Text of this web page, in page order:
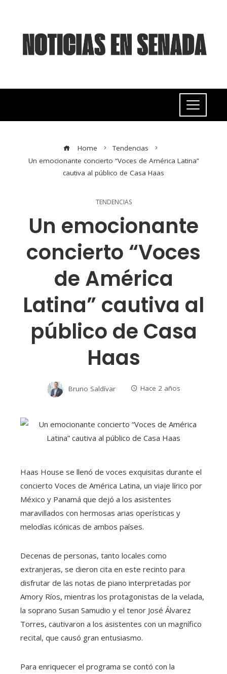
Home
Tendencias
Un emocionante concierto “Voces de América Latina”
cautiva al público de Casa Haas
TENDENCIAS
Un emocionante
concierto “Voces
de América
Latina” cautiva al
público de Casa
Haas
Bruno Saldívar Hace 2 años
Haas House se llenó de voces exquisitas durante el
concierto Voces de América Latina, un viaje lírico por
México y Panamá que dejó a los asistentes
maravillados con hermosas arias operísticas y
melodías icónicas de ambos países.
Decenas de personas, tanto locales como
extranjeras, se dieron cita en este recinto para
disfrutar de las notas de piano interpretadas por
Amory Ríos, mientras los protagonistas de la velada,
la soprano Susan Samudio y el tenor José Álvarez
Torres, cautivaron a los asistentes con un magnífico
recital, que causó gran entusiasmo.
Para enriquecer el programa se contó con la